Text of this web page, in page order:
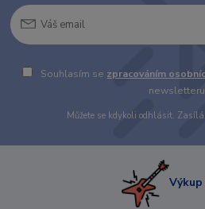
Souhlasím se zpracováním
Můžete se kdykoli odhlásit.